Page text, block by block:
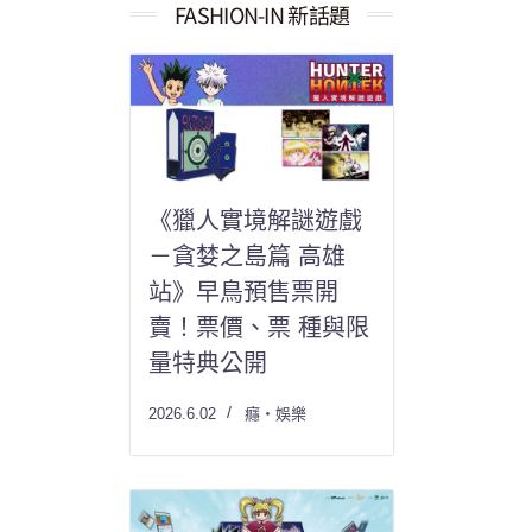
果： FASHION-IN 新話題
《獵人實境解謎遊戲
－貪婪之島篇 高雄
站》早鳥預售票開
賣！票價、票 種與限
量特典公開
2026.6.02 癮・娛樂